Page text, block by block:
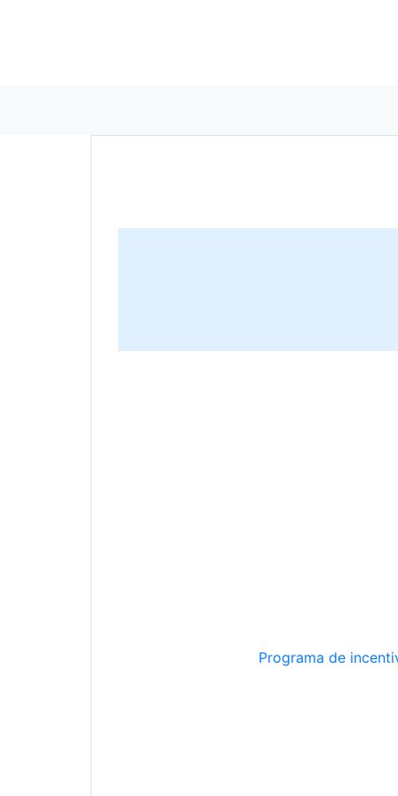
Programa de